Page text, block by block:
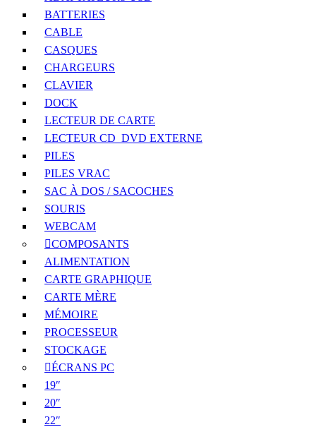
BATTERIES
CABLE
CASQUES
CHARGEURS
CLAVIER
DOCK
LECTEUR DE CARTE
LECTEUR CD_DVD EXTERNE
PILES
PILES VRAC
SAC À DOS / SACOCHES
SOURIS
WEBCAM
COMPOSANTS
ALIMENTATION
CARTE GRAPHIQUE
CARTE MÈRE
MÉMOIRE
PROCESSEUR
STOCKAGE
ÉCRANS PC
19″
20″
22″